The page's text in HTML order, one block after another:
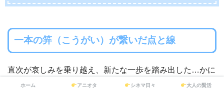
一本の笄（こうがい）が繋いだ点と線
直次が哀しみを乗り越え、新たな一歩を踏み出した…かに
見えたところで、物語は終わったかに見えました。しかし
ホーム アニオタ シネマ日々 大人の賢活